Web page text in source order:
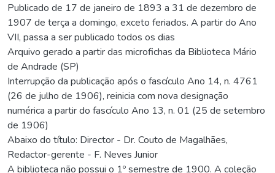
Publicado de 17 de janeiro de 1893 a 31 de dezembro de
1907 de terça a domingo, exceto feriados. A partir do Ano
VII, passa a ser publicado todos os dias
Arquivo gerado a partir das microfichas da Biblioteca Mário
de Andrade (SP)
Interrupção da publicação após o fascículo Ano 14, n. 4761
(26 de julho de 1906), reinicia com nova designação
numérica a partir do fascículo Ano 13, n. 01 (25 de setembro
de 1906)
Abaixo do título: Director - Dr. Couto de Magalhães,
Redactor-gerente - F. Neves Junior
A biblioteca não possui o 1º semestre de 1900. A coleção